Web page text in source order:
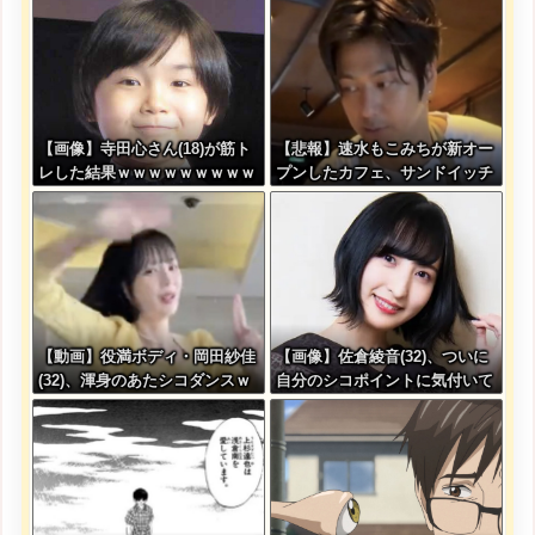
【画像】寺田心さん(18)が筋ト
レした結果ｗｗｗｗｗｗｗｗｗ
ｗｗｗｗｗｗｗｗｗｗ
【悲報】速水もこみちが新オー
プンしたカフェ、サンドイッチ
1つ3000円ｗｗｗｗｗｗｗｗｗ
【動画】役満ボディ・岡田紗佳
(32)、渾身のあたシコダンスｗ
ｗｗｗｗｗ
【画像】佐倉綾音(32)、ついに
自分のシコポイントに気付いて
しまう・・・